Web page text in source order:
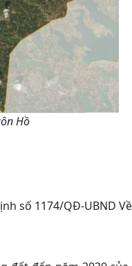
Hồ
số 1174/QĐ-UBND